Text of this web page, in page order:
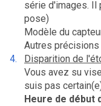
série d'images. Il
pose)
Modèle du
Autres
Disparition de
Vous avez su
suis pas
Heure de début